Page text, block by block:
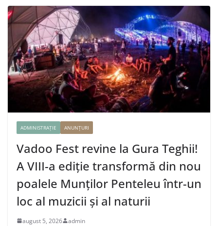
ADMINISTRAȚIE ANUNȚURI
Vadoo Fest revine la Gura Teghii!
A VIII-a ediție transformă din nou
poalele Munților Penteleu într-un
loc al muzicii și al naturii
august 5, 2026 admin